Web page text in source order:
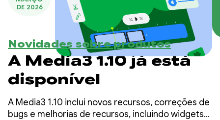
DE 2026
Novidades sobre produtos
A Media3 1.10 já está
disponível
A Media3 1.10 inclui novos recursos, correções de
bugs e melhorias de recursos, incluindo widgets